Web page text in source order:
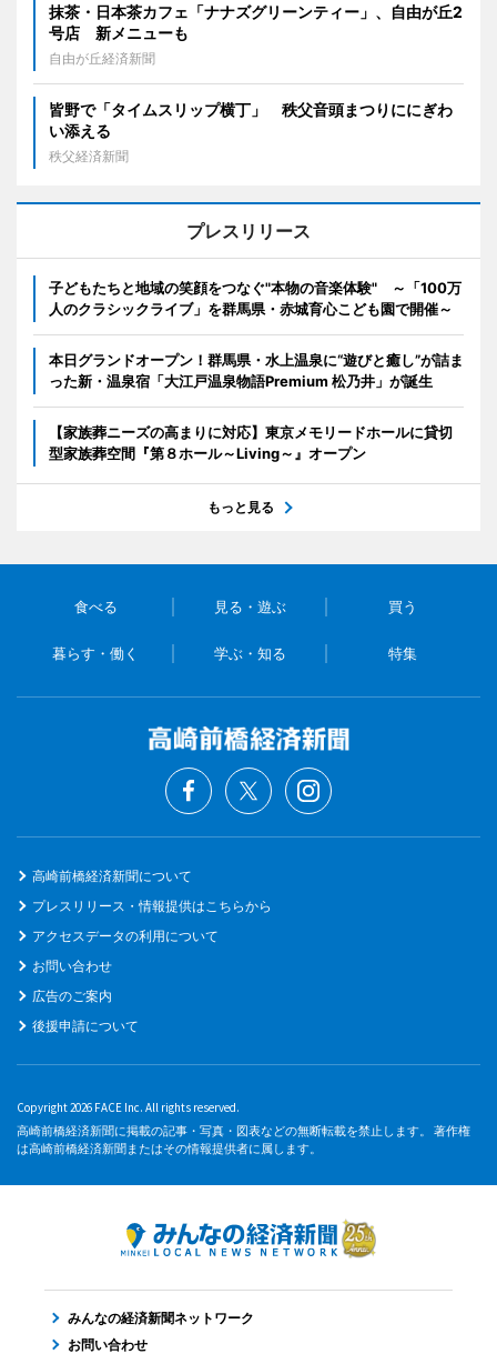
抹茶・日本茶カフェ「ナナズグリーンティー」、自由が丘2
号店 新メニューも
自由が丘経済新聞
皆野で「タイムスリップ横丁」 秩父音頭まつりににぎわ
い添える
秩父経済新聞
プレスリリース
子どもたちと地域の笑顔をつなぐ"本物の音楽体験" ～「100万
人のクラシックライブ」を群馬県・赤城育心こども園で開催～
本日グランドオープン！群馬県・水上温泉に“遊びと癒し”が詰ま
った新・温泉宿「大江戸温泉物語Premium 松乃井」が誕生
【家族葬ニーズの高まりに対応】東京メモリードホールに貸切
型家族葬空間『第８ホール～Living～』オープン
もっと見る
食べる 見る・遊ぶ 買う
暮らす・働く 学ぶ・知る 特集
高崎前橋経済新聞について
プレスリリース・情報提供はこちらから
アクセスデータの利用について
お問い合わせ
広告のご案内
後援申請について
Copyright 2026 FACE Inc. All rights reserved.
高崎前橋経済新聞に掲載の記事・写真・図表などの無断転載を禁止します。 著作権
は高崎前橋経済新聞またはその情報提供者に属します。
みんなの経済新聞ネットワーク
お問い合わせ